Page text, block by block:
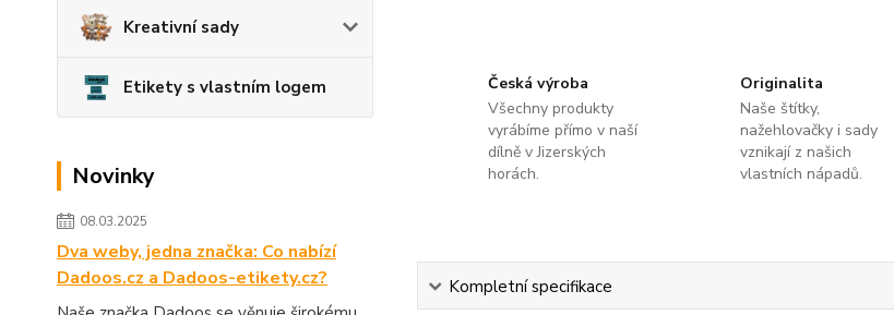
Kreativní sady
Etikety s vlastním logem
Novinky
08.03.2025
Dva weby, jedna značka: Co nabízí
Dadoos.cz a Dadoos-etikety.cz?
Česká výroba
Všechny produkty
vyrábíme přímo v naší
dílně v Jizerských
horách.
Originalita
Naše štítky,
nažehlovačky i sady
vznikají z našich
vlastních nápadů.
Kompletní specifikace